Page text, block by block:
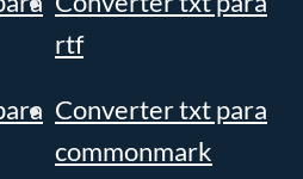
rtf
Converter txt para
commonmark